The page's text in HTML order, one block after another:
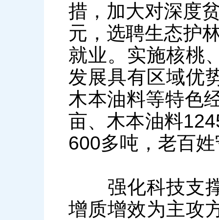
措，加大对深度
元，选聘生态护
就业。实施核桃
发展具有区域优
木本油料等特色
亩、木本油料
600多吨，老百
强化科技支撑
增质增效为主攻